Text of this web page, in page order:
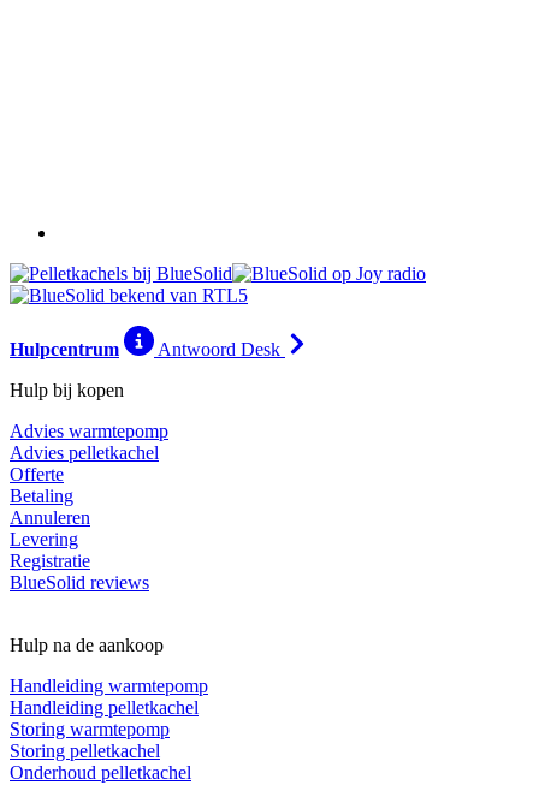
Hulpcentrum
Antwoord Desk
Hulp bij kopen
Advies warmtepomp
Advies pelletkachel
Offerte
Betaling
Annuleren
Levering
Registratie
BlueSolid reviews
Hulp na de aankoop
Handleiding warmtepomp
Handleiding pelletkachel
Storing warmtepomp
Storing pelletkachel
Onderhoud pelletkachel